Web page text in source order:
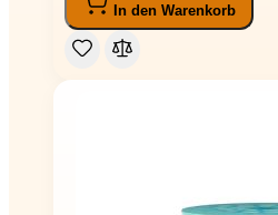
In den Warenkorb